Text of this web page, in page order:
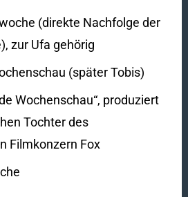
(direkte Nachfolge der
zur Ufa gehörig
(später Tobis)
Wochenschau“, produziert
Tochter des
Filmkonzern Fox